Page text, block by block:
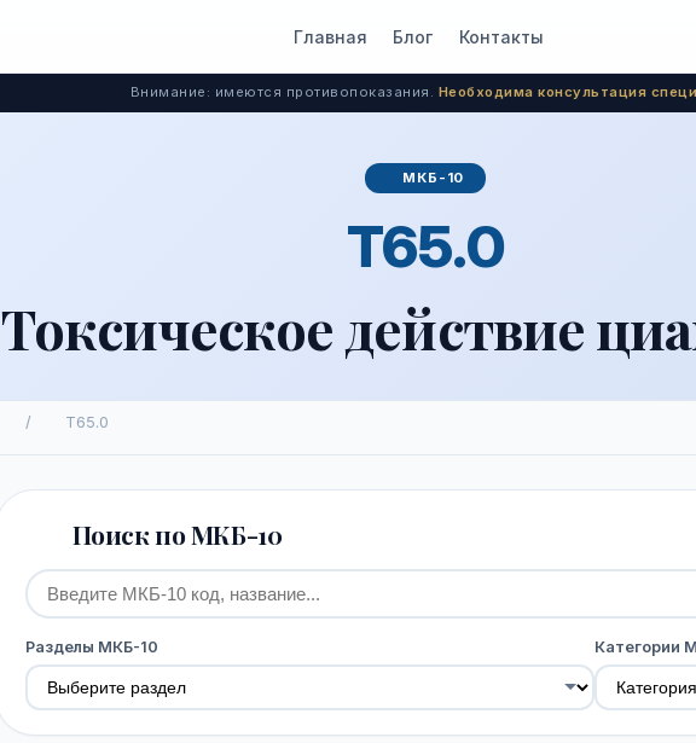
Главная Блог Контакты
Внимание: имеются противопоказания. Необходима консультация
МКБ-10
T65.0
Токсическое действие
/ T65.0
Поиск по МКБ-10
Разделы МКБ-10 Категории